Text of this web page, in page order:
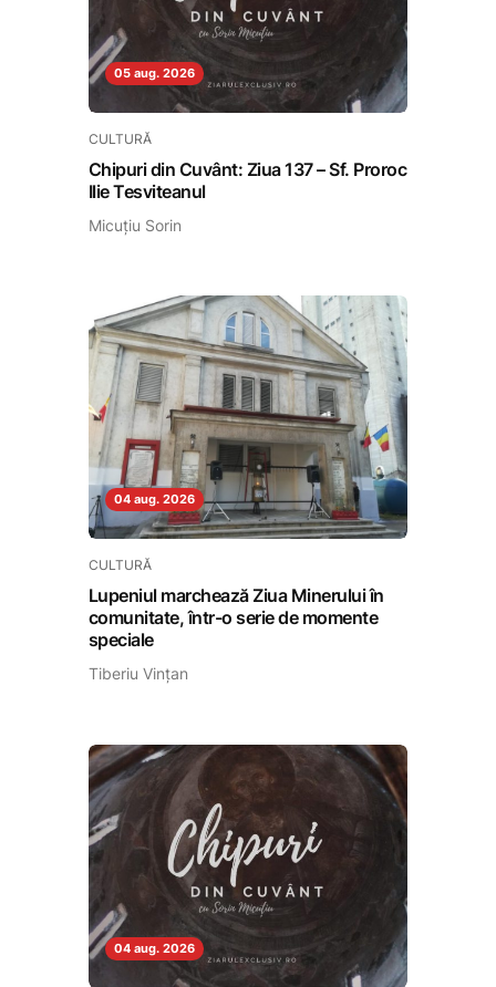
05 aug. 2026
CULTURĂ
Chipuri din Cuvânt: Ziua 137 – Sf. Proroc
Ilie Tesviteanul
Micuțiu Sorin
04 aug. 2026
CULTURĂ
Lupeniul marchează Ziua Minerului în
comunitate, într-o serie de momente
speciale
Tiberiu Vințan
04 aug. 2026